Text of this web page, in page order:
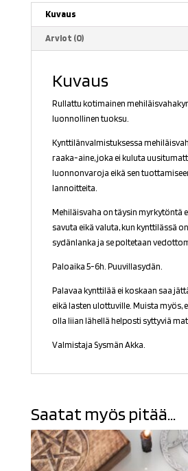
Kuvaus
Arviot (0)
Kuvaus
Rullattu kotimainen
luonnollinen tuoksu.
Kynttilänvalmistuksessa
raaka-aine, joka ei kuluta
luonnonvaroja eikä sen
lannoitteita.
Mehiläisvaha on täysin myrkytöntä
savuta eikä valuta, kun kynttilässä
sydänlanka ja se poltetaan
Paloaika 5-6h. Puuvillasydän.
Palavaa kynttilää ei koskaan saa
eikä lasten ulottuville. Muista myös,
olla liian lähellä helposti syttyviä
Valmistaja Sysmän Akka.
Saatat myös pitää...